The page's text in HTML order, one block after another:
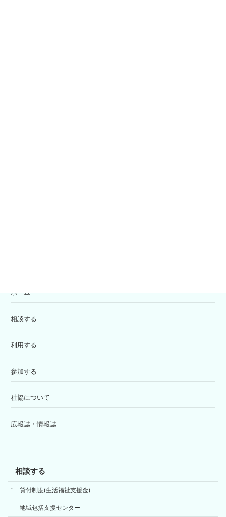
ホーム
相談する
利用する
参加する
社協について
広報誌・情報誌
相談する
貸付制度(生活福祉支援金)
地域包括支援センター